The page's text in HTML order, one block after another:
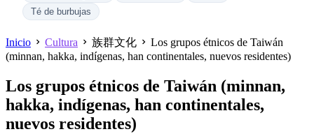
Té de burbujas
Inicio Cultura 族群文化
Los grupos étnicos de Taiwán
(minnan, hakka, indígenas, han continentales, nuevos residentes)
Los grupos étnicos de Taiwán (minnan,
hakka, indígenas, han continentales,
nuevos residentes)